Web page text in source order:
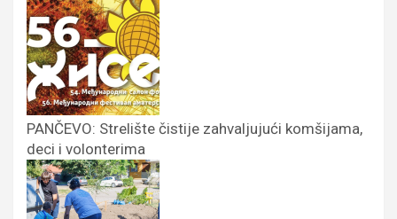
PANČEVO: Strelište čistije zahvaljujući komšijama,
deci i volonterima